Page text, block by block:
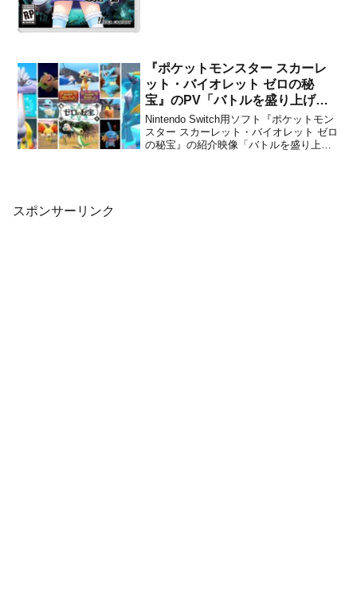
『ポケットモンスター スカーレ
ット・バイオレット ゼロの秘
宝』のPV「バトルを盛り上げる
新要素と勢ぞろいする歴代のパー
トナーのポケモンたち！」が公
開！
Nintendo Switch用ソフト『ポケットモン
スター スカーレット・バイオレット ゼロ
の秘宝』の紹介映像「バトルを盛り上げ
スポンサーリンク